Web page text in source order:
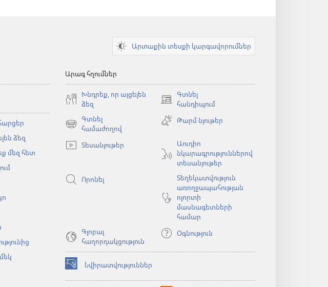
Արտաքին տեսքի կարգավորումներ
ձեզ
մեզ հետ
Արագ հղումներ
Խնդրեք, որ այցելեն
ձեզ
Գտնել
հանդիպում
(բացվում
նոր
Գտնել
համաժողով
(բացվում
նոր
Թարմ նյութեր
Տեսանյութեր
Աուդիո
նկարագրություններով
տեսանյութեր
Որոնել
Տեղեկատվություն
առողջապահության
ոլորտի
մասնագետների
համար
Գլոբալ
հաղորդակցություն
Օգնություն
Նվիրատվություններ
(բացվում
է